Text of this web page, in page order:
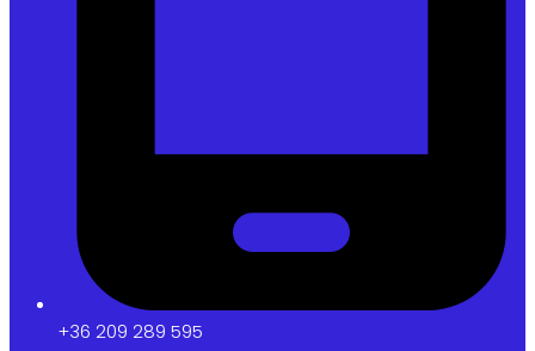
+36 209 289 595